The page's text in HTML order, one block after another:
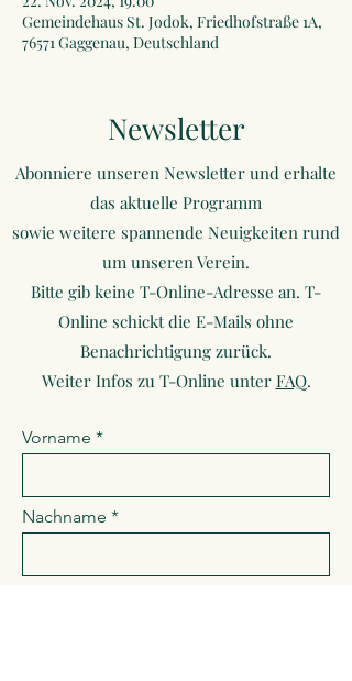
Gemeindehaus St. Jodok, Friedhofstraße 1A,
76571 Gaggenau, Deutschland
Newsletter
Abonniere unseren Newsletter und erhalte
das aktuelle Programm
sowie weitere spannende Neuigkeiten rund
um unseren Verein.
Bitte gib keine T-Online-Adresse an. T-
Online schickt die E-Mails ohne
Benachrichtigung zurück.
Weiter Infos zu T-Online unter FAQ.
Vorname
Nachname